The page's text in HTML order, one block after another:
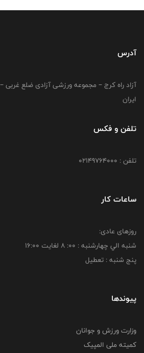
آدرس
آزاد راه کرج – مجموعه ورزشی آزادی ضلع
ایران
تلفن و فکس
تلفن : 02149764000
ساعات کار
روزهای عادی:
شنبه الي چهارشنبه : 00: 8 لغايت 16:00
پنج شنبه : تعطیل
پیوندها
وزارت ورزش و جوانان
کمیته ملی المپیک